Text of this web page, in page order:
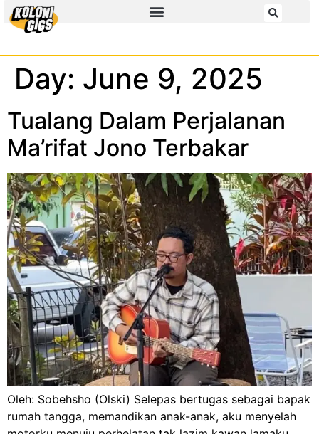
Day: June 9, 2025
Tualang Dalam Perjalanan
Ma’rifat Jono Terbakar
Oleh: Sobehsho (Olski) Selepas bertugas sebagai bapak
rumah tangga, memandikan anak-anak, aku menyelah